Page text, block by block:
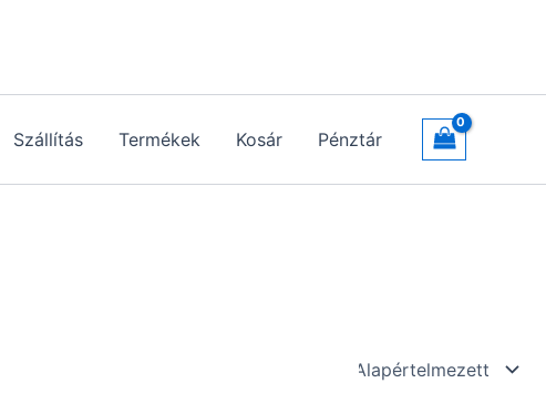
Szállítás Termékek Kosár Pénztár